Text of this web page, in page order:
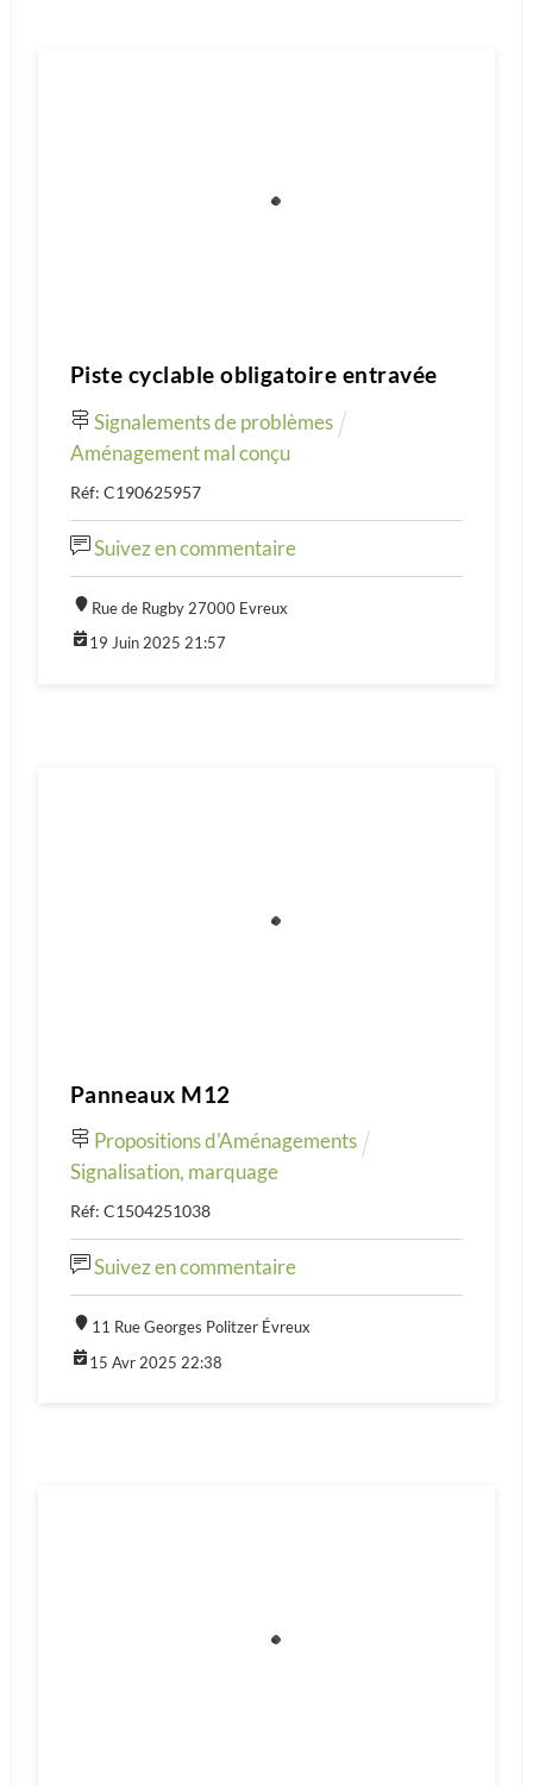
Piste cyclable obligatoire entravée
Signalements de problèmes
Aménagement mal conçu
Réf: C190625957
Suivez en commentaire
Rue de Rugby 27000 Evreux
19 Juin 2025 21:57
Panneaux M12
Propositions d'Aménagements
Signalisation, marquage
Réf: C1504251038
Suivez en commentaire
11 Rue Georges Politzer Évreux
15 Avr 2025 22:38